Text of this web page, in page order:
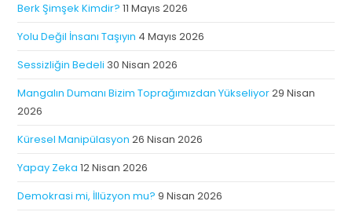
Berk Şimşek Kimdir? 11 Mayıs 2026
Yolu Değil İnsanı Taşıyın 4 Mayıs 2026
Sessizliğin Bedeli 30 Nisan 2026
Mangalın Dumanı Bizim Toprağımızdan Yükseliyor29 Nisan
2026
Küresel Manipülasyon 26 Nisan 2026
Yapay Zeka 12 Nisan 2026
Demokrasi mi, İllüzyon mu? 9 Nisan 2026